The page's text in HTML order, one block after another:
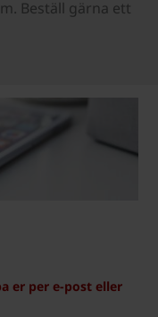
Beställ gärna ett
er per e-post eller